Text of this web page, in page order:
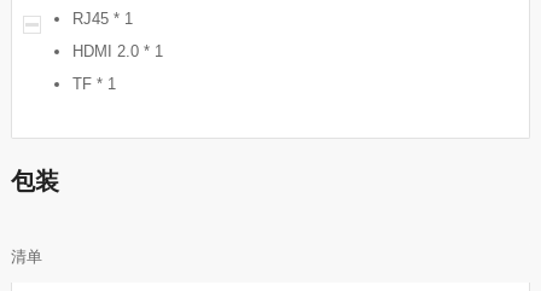
RJ45 * 1
HDMI 2.0 * 1
TF * 1
包装
清单